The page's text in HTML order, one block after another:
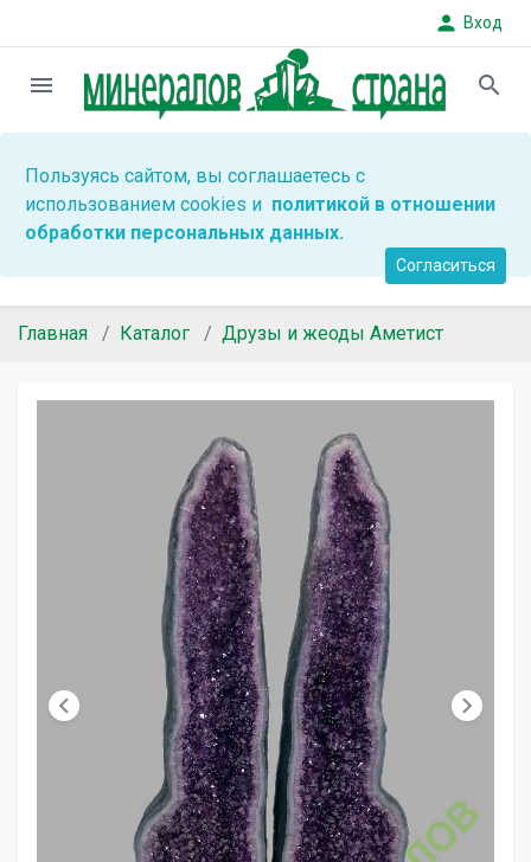
person Вход
menu search
Пользуясь сайтом, вы соглашаетесь с
использованием cookies и политикой в отношении
обработки персональных данных.
Согласиться
Главная Каталог Друзы и жеоды Аметист
chevron_left chevron_right